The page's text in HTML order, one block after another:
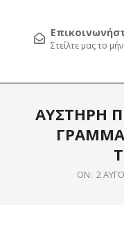
Στείλτε μας το
Navigation
ΑΥΣΤΗΡΗ
ON: 2